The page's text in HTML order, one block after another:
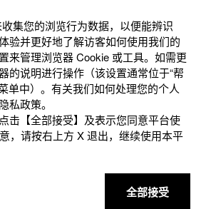
社交媒体
中国）贸易有限公司 CASIO(China) Co., Ltd
集您的浏览⾏为数据，以便能辨识
验并更好地了解访客如何使⽤我们的
来管理浏览器 Cookie 或⼯具。如需更
的说明进⾏操作（该设置通常位于“帮
菜单中）。有关我们如何处理您的个⼈
私政策。
击【全部接受】及表示您同意平台使
，请按右上⽅ X 退出，继续使⽤本平
全部接受